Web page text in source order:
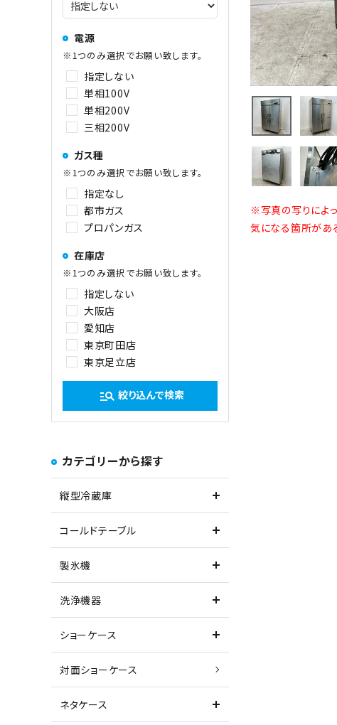
電源
※1つのみ選択でお願い致します。
指定しない
単相100V
単相200V
三相200V
ガス種
※1つのみ選択でお願い致します。
指定なし
都市ガス
プロパンガス
在庫店
※1つのみ選択でお願い致します。
指定しない
大阪店
愛知店
東京町田店
東京足立店
manage_search 絞り込んで検索
カテゴリーから探す
縦型冷蔵庫
コールドテーブル
製氷機
洗浄機器
ショーケース
対面ショーケース
ネタケース
※写真の写りによ
気になる箇所があ